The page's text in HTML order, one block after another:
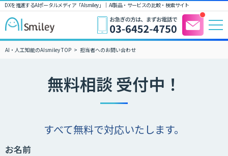
DXを推進するAIポータルメディア「AIsmiley」｜ AI製品・サービスの比較・検索サイト
AI・人工知能のAIsmiley TOP 担当者へのお問い合わせ
無料相談 受付中！
すべて無料で対応いたします。
お名前